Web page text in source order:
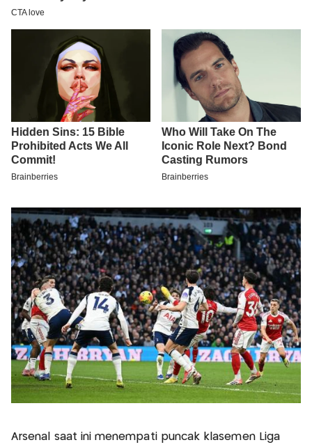
Arsenal saat ini menempati puncak klasemen Liga